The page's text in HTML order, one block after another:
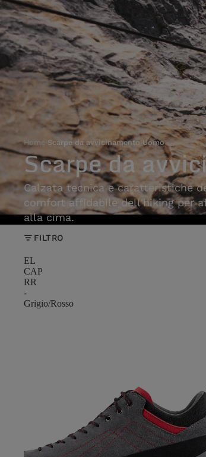
Home Scarpe da avvicinamento Uomo
Scarpe da
Calzata tecnica e caratteristiche
comfort affidabile dell'hiking per
alla cima.
FILTRO
EL
CAP
RR
-
Grigio/Rosso